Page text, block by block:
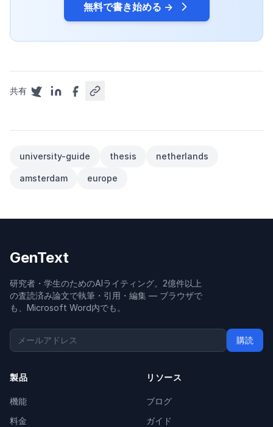
無料で書き始める →
共有
university-guide thesis netherlands
amsterdam europe
GenText
研究者・学生のためのAIライティング。2億件以上
の査読済み論文で執筆・引用・編集 — ブラウザで
も、Microsoft Word内でも。
購読
製品
機能
料金
リソース
ブログ
ガイド